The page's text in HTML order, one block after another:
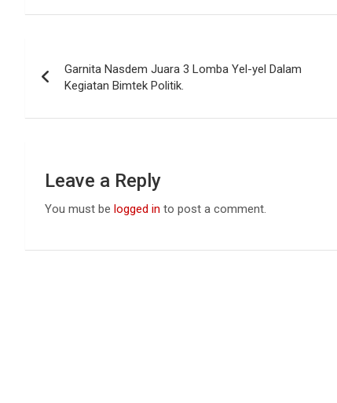
ce
o
o
k
at
A
p
p
ke
n
navigation
Garnita Nasdem Juara 3 Lomba Yel-yel Dalam
Kegiatan Bimtek Politik.
Leave a Reply
You must be logged in to post a comment.